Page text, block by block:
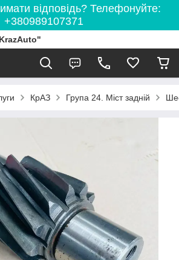
відповідь? Телефонуйте:
+380989107371
КрАЗ Група 24. Міст задній